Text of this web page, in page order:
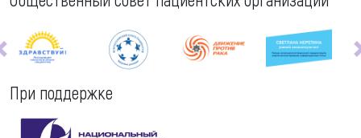
При поддержке